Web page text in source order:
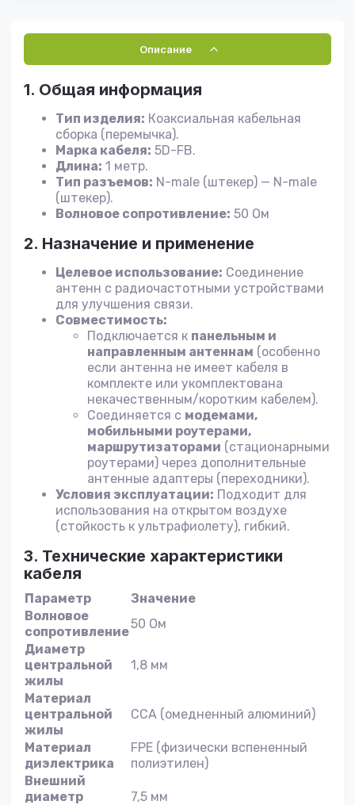
Описание
1. Общая информация
Тип изделия: Коаксиальная кабельная
сборка (перемычка).
Марка кабеля: 5D-FB.
Длина: 1 метр.
Тип разъемов: N-male (штекер) — N-male
(штекер).
Волновое сопротивление: 50 Ом
2. Назначение и применение
Целевое использование: Соединение
антенн с радиочастотными устройствами
для улучшения связи.
Совместимость:
Подключается к панельным и
направленным антеннам (особенно
если антенна не имеет кабеля в
комплекте или укомплектована
некачественным/коротким кабелем).
Соединяется с модемами,
мобильными роутерами,
маршрутизаторами (стационарными
роутерами) через дополнительные
антенные адаптеры (переходники).
Условия эксплуатации: Подходит для
использования на открытом воздухе
(стойкость к ультрафиолету), гибкий.
3. Технические характеристики
кабеля
Параметр
Значение
Волновое
сопротивление
50 Ом
Диаметр
центральной
жилы
1,8 мм
Материал
центральной
жилы
CCA (омедненный алюминий)
Материал
диэлектрика
FPE (физически вспененный
полиэтилен)
Внешний
диаметр
7,5 мм